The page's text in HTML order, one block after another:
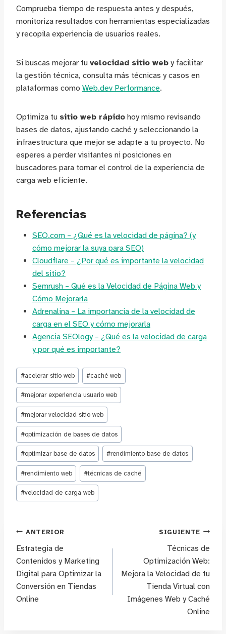
Comprueba tiempo de respuesta antes y después,
monitoriza resultados con herramientas especializadas
y recopila experiencia de usuarios reales.
Si buscas mejorar tu velocidad sitio web y facilitar
la gestión técnica, consulta más técnicas y casos en
plataformas como Web.dev Performance.
Optimiza tu sitio web rápido hoy mismo revisando
bases de datos, ajustando caché y seleccionando la
infraestructura que mejor se adapte a tu proyecto. No
esperes a perder visitantes ni posiciones en
buscadores para tomar el control de la experiencia de
carga web eficiente.
Referencias
SEO.com – ¿Qué es la velocidad de página? (y
cómo mejorar la suya para SEO)
Cloudflare – ¿Por qué es importante la velocidad
del sitio?
Semrush – Qué es la Velocidad de Página Web y
Cómo Mejorarla
Adrenalina – La importancia de la velocidad de
carga en el SEO y cómo mejorarla
Agencia SEOlogy – ¿Qué es la velocidad de carga
y por qué es importante?
Etiquetas
de
la
entrada:
#acelerar sitio web #caché web
#mejorar experiencia usuario web
#mejorar velocidad sitio web
#optimización de bases de datos
#optimizar base de datos #rendimiento base de datos
#rendimiento web #técnicas de caché
#velocidad de carga web
Navegación
de
entradas
ANTERIOR
Estrategia de
Contenidos y Marketing
Digital para Optimizar la
Conversión en Tiendas
Online
SIGUIENTE
Técnicas de
Optimización Web:
Mejora la Velocidad de tu
Tienda Virtual con
Imágenes Web y Caché
Online